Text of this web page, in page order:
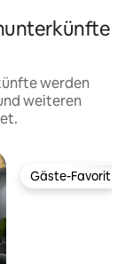
werden
weiteren
Gäste-Favorit
Gäste-Favorit